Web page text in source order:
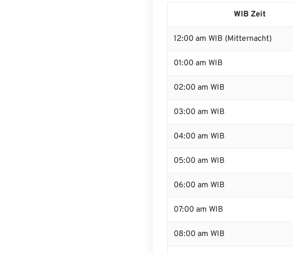
WIB Zeit
12:00 am WIB (Mitternacht)
01:00 am WIB
02:00 am WIB
03:00 am WIB
04:00 am WIB
05:00 am WIB
06:00 am WIB
07:00 am WIB
08:00 am WIB